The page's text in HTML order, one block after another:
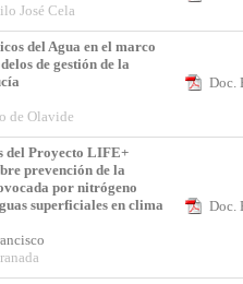
José Cela
del Agua en el marco
de gestión de la
de Olavide
Doc.
del Proyecto LIFE+
prevención de la
por nitrógeno
superficiales en clima
Doc.